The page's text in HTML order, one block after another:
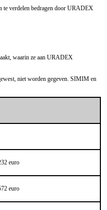
te verdelen bedragen door URADEX
waarin ze aan URADEX
niet worden gegeven. SIMIM en
euro
euro